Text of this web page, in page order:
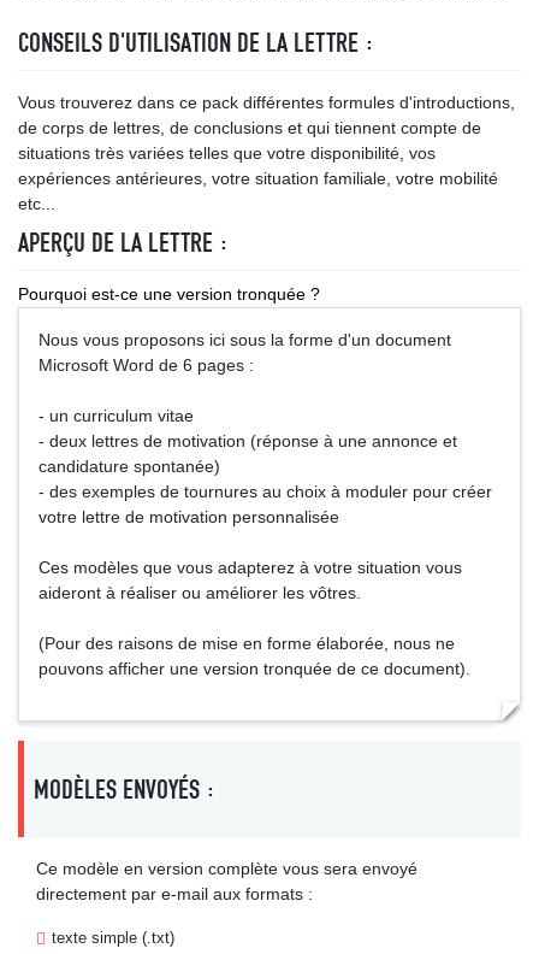
CONSEILS D'UTILISATION DE LA LETTRE :
Vous trouverez dans ce pack différentes formules d'introductions,
de corps de lettres, de conclusions et qui tiennent compte de
situations très variées telles que votre disponibilité, vos
expériences antérieures, votre situation familiale, votre mobilité
etc...
APERÇU DE LA LETTRE :
Pourquoi est-ce une version tronquée ?
Nous vous proposons ici sous la forme d'un document
Microsoft Word de 6 pages :
- un curriculum vitae
- deux lettres de motivation (réponse à une annonce et
candidature spontanée)
- des exemples de tournures au choix à moduler pour créer
votre lettre de motivation personnalisée
Ces modèles que vous adapterez à votre situation vous
aideront à réaliser ou améliorer les vôtres.
(Pour des raisons de mise en forme élaborée, nous ne
pouvons afficher une version tronquée de ce document).
MODÈLES ENVOYÉS :
Ce modèle en version complète vous sera envoyé
directement par e-mail aux formats :
texte simple (.txt)